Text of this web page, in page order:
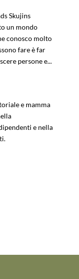
Skujins
un mondo
conosco molto
fare è far
persone e...
e mamma
e nella